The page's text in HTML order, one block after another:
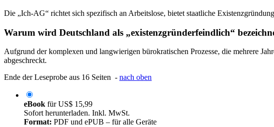
Die „Ich-AG“ richtet sich spezifisch an Arbeitslose, bietet staatliche
Warum wird Deutschland als „existenzgründerfeindlich“
Aufgrund der komplexen und langwierigen bürokratischen Prozesse, die mehrere
abgeschreckt.
Ende der Leseprobe aus 16 Seiten - nach oben
eBook fürUS$ 15,99
Sofort herunterladen. Inkl. MwSt.
Format: PDF und ePUB – für alle Geräte